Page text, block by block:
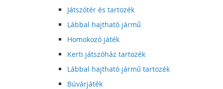
Játszótér és tartozék
Lábbal hajtható jármű
Homokozó játék
Kerti játszóház tartozék
Lábbal hajtható jármű tartozék
Búvárjáték